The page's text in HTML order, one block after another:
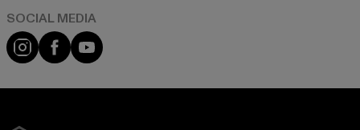
Instagram
FacebookYouTube